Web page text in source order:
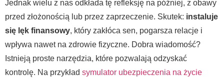
Jednak wielu z nas odkłada tę refleksję na później, z obawy
przed złożonością lub przez zaprzeczenie. Skutek: instaluje
się lęk finansowy, który zakłóca sen, pogarsza relacje i
wpływa nawet na zdrowie fizyczne. Dobra wiadomość?
Istnieją proste narzędzia, które pozwalają odzyskać
kontrolę. Na przykład symulator ubezpieczenia na życie